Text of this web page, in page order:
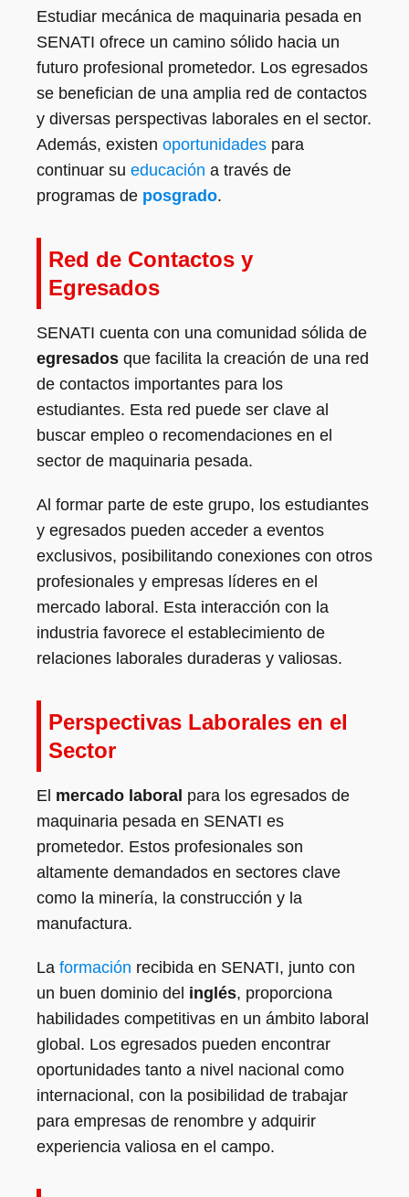
Estudiar mecánica de maquinaria pesada en
SENATI ofrece un camino sólido hacia un
futuro profesional prometedor. Los egresados
se benefician de una amplia red de contactos
y diversas perspectivas laborales en el sector.
Además, existen oportunidades para
continuar su educación a través de
programas de posgrado.
Red de Contactos y
Egresados
SENATI cuenta con una comunidad sólida de
egresados que facilita la creación de una red
de contactos importantes para los
estudiantes. Esta red puede ser clave al
buscar empleo o recomendaciones en el
sector de maquinaria pesada.
Al formar parte de este grupo, los estudiantes
y egresados pueden acceder a eventos
exclusivos, posibilitando conexiones con otros
profesionales y empresas líderes en el
mercado laboral. Esta interacción con la
industria favorece el establecimiento de
relaciones laborales duraderas y valiosas.
Perspectivas Laborales en el
Sector
El mercado laboral para los egresados de
maquinaria pesada en SENATI es
prometedor. Estos profesionales son
altamente demandados en sectores clave
como la minería, la construcción y la
manufactura.
La formación recibida en SENATI, junto con
un buen dominio del inglés, proporciona
habilidades competitivas en un ámbito laboral
global. Los egresados pueden encontrar
oportunidades tanto a nivel nacional como
internacional, con la posibilidad de trabajar
para empresas de renombre y adquirir
experiencia valiosa en el campo.